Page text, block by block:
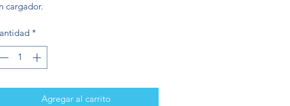
cargador.
*
Agregar al carrito